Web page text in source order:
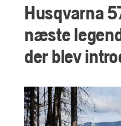
Husqvarna
næste
der blev